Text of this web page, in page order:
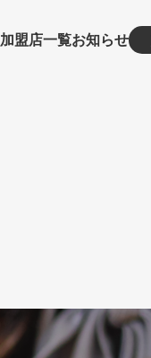
加盟店一覧お知らせ